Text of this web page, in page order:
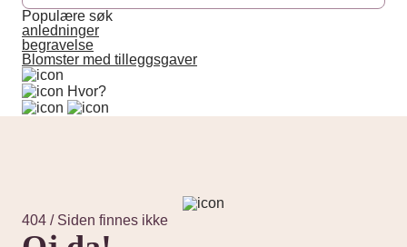
Populære søk
anledninger
begravelse
Blomster med tilleggsgaver
Hvor?
404 / Siden finnes ikke